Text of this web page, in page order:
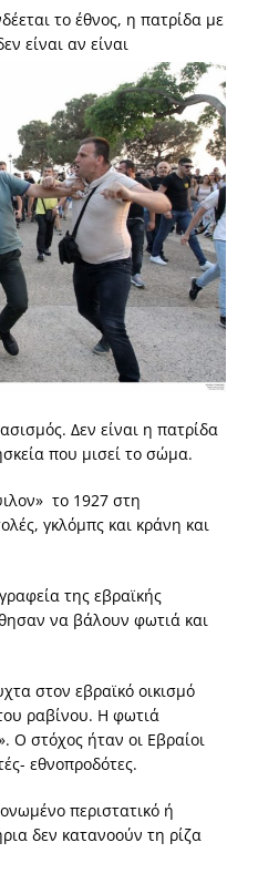
το έθνος, η πατρίδα με
είναι αν είναι
Δεν είναι η πατρίδα
που μισεί το σώμα.
το 1927 στη
γκλόμπς και κράνη και
της εβραϊκής
να βάλουν φωτιά και
στον εβραϊκό οικισμό
ραβίνου. Η φωτιά
Ο στόχος ήταν οι Εβραίοι
εθνοπροδότες.
περιστατικό ή
δεν κατανοούν τη ρίζα